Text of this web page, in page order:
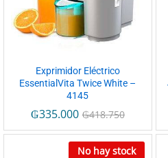
Exprimidor Eléctrico
EssentialVita Twice White –
4145
₲335.000 ₲418.750
No hay stock